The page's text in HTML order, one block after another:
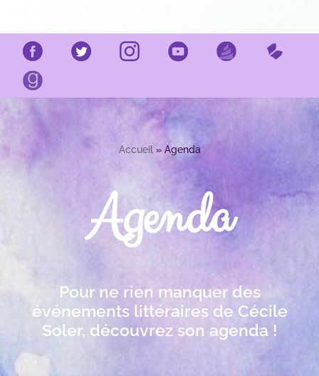
Accueil» Agenda
Agenda
Pour ne rien manquer des
événements littéraires de Cécile
Soler, découvrez son agenda !